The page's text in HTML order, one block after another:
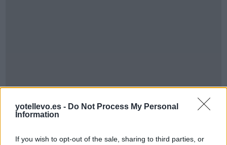
yotellevo.es - Do Not Process My Personal
Information
If you wish to opt-out of the sale, sharing to third parties, or